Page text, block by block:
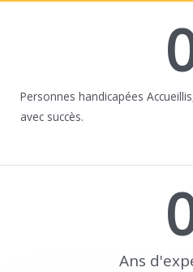
Personnes handicapées
avec succès.
Ans